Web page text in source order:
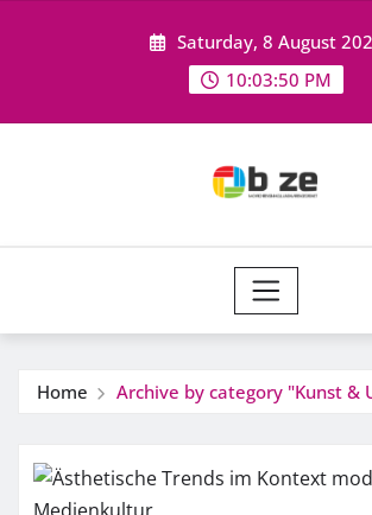
Saturday, 8 August
10:03:51 PM
Home Archive by category "Kunst &